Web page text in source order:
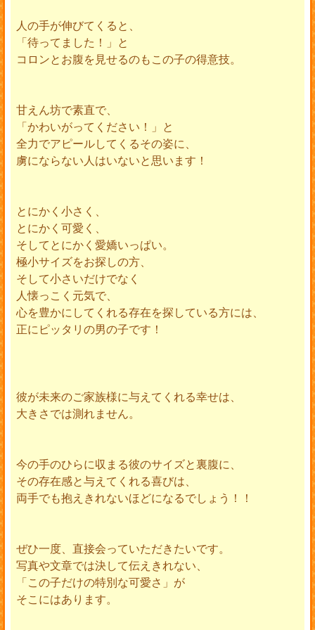
人の手が伸びてくると、
「待ってました！」と
コロンとお腹を見せるのもこの子の得意技。
甘えん坊で素直で、
「かわいがってください！」と
全力でアピールしてくるその姿に、
虜にならない人はいないと思います！
とにかく小さく、
とにかく可愛く、
そしてとにかく愛嬌いっぱい。
極小サイズをお探しの方、
そして小さいだけでなく
人懐っこく元気で、
心を豊かにしてくれる存在を探している方には、
正にピッタリの男の子です！
彼が未来のご家族様に与えてくれる幸せは、
大きさでは測れません。
今の手のひらに収まる彼のサイズと裏腹に、
その存在感と与えてくれる喜びは、
両手でも抱えきれないほどになるでしょう！！
ぜひ一度、直接会っていただきたいです。
写真や文章では決して伝えきれない、
「この子だけの特別な可愛さ」が
そこにはあります。